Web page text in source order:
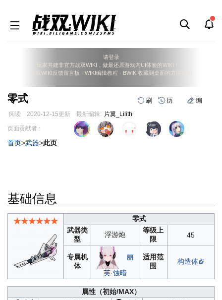
请登录
玩家共建非官方战双WIKI，做最还原游戏内UI体验的WIKI！
战双WIKI反馈留言板 · WIKI编辑教程 · BWIKI收藏到桌面的方法说明
零式 刷 历 编
阅读 2020-12-15更新 最新编辑: 片翼_Lilith
跳
导
跳
搜
页面贡献者 :
首页>武器>此页
基础信息
★★★★★★
零式
武器类
型
浮游炮
等级上
限
45
专属机
体
丽
芙·蚀暗
适用范
围
构造体
属性（初始/MAX）